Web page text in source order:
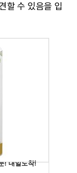
할 수 있음을 입